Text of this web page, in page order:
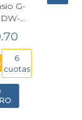
G-
4
6
cuotas